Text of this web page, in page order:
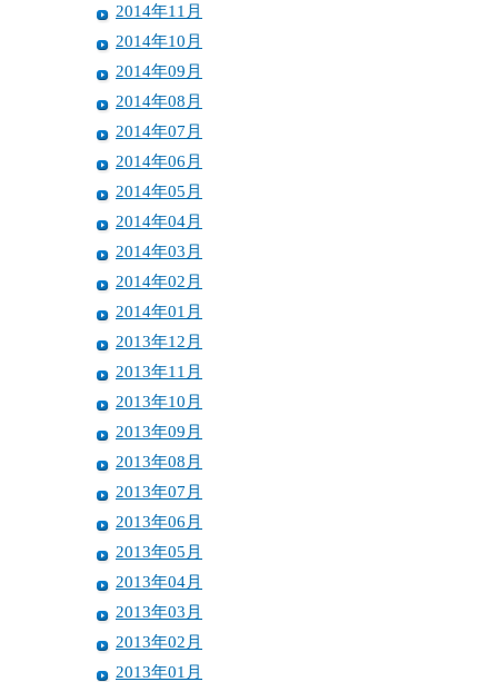
2014年11月
2014年10月
2014年09月
2014年08月
2014年07月
2014年06月
2014年05月
2014年04月
2014年03月
2014年02月
2014年01月
2013年12月
2013年11月
2013年10月
2013年09月
2013年08月
2013年07月
2013年06月
2013年05月
2013年04月
2013年03月
2013年02月
2013年01月